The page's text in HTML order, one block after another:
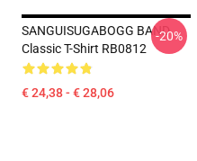
SANGUISUGABOGG BAND
Classic T-Shirt RB0812
€ 24,38 - € 28,06
-20%